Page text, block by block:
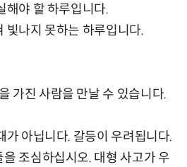
해야 할 하루입니다.
빛나지 못하는 하루입니다.
가진 사람을 만날 수 있습니다.
가 아닙니다. 갈등이 우려됩니다.
조심하십시오. 대형 사고가 우